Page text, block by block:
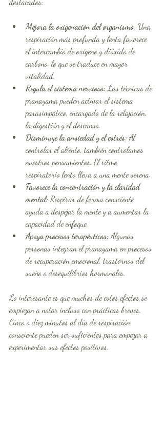
Mejora la oxigenación del organismo: Una
respiración más profunda y lenta favorece
el intercambio de oxígeno y dióxido de
carbono, lo que se traduce en mayor
vitalidad.
Regula el sistema nervioso: Las técnicas de
pranayama pueden activar el sistema
parasimpático, encargado de la relajación,
la digestión y el descanso.
Disminuye la ansiedad y el estrés: Al
controlar el aliento, también controlamos
nuestros pensamientos. El ritmo
respiratorio lento lleva a una mente serena.
Favorece la concentración y la claridad
mental: Respirar de forma consciente
ayuda a despejar la mente y a aumentar la
capacidad de enfoque.
Apoya procesos terapéuticos: Algunas
personas integran el pranayama en procesos
de recuperación emocional, trastornos del
sueño o desequilibrios hormonales.
Lo interesante es que muchos de estos efectos se
empiezan a notar incluso con prácticas breves.
Cinco o diez minutos al día de respiración
consciente pueden ser suficientes para empezar a
experimentar sus efectos positivos.